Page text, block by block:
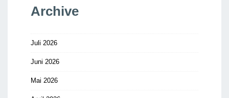
Archive
Juli 2026
Juni 2026
Mai 2026